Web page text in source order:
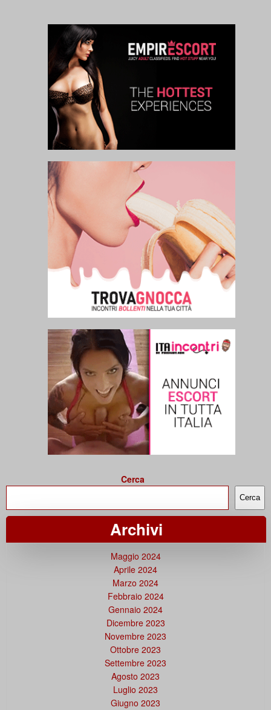
Cerca
Cerca
Archivi
Maggio 2024
Aprile 2024
Marzo 2024
Febbraio 2024
Gennaio 2024
Dicembre 2023
Novembre 2023
Ottobre 2023
Settembre 2023
Agosto 2023
Luglio 2023
Giugno 2023